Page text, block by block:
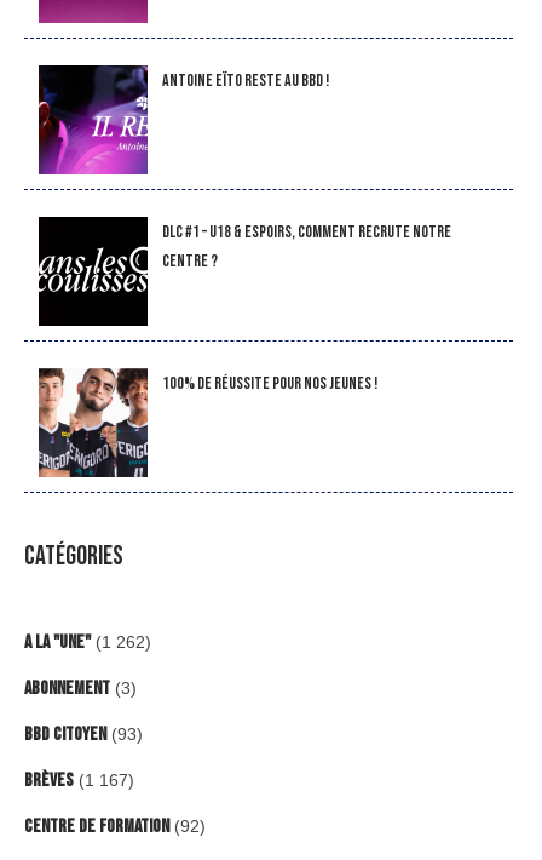
Antoine Eïto reste au BBD !
DLC #1 – U18 & Espoirs, comment recrute notre
Centre ?
100% de réussite pour nos jeunes !
CATÉGORIES
A la "Une"(1 262)
Abonnement (3)
BBD Citoyen (93)
Brèves (1 167)
Centre de formation (92)